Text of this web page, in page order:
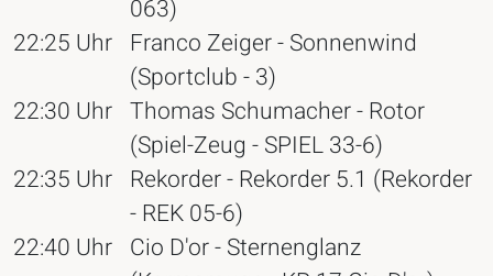
063)
22:25 Uhr Franco Zeiger - Sonnenwind
(Sportclub - 3)
22:30 Uhr Thomas Schumacher - Rotor
(Spiel-Zeug - SPIEL 33-6)
22:35 Uhr Rekorder - Rekorder 5.1 (Rekorder
- REK 05-6)
22:40 Uhr Cio D'or - Sternenglanz